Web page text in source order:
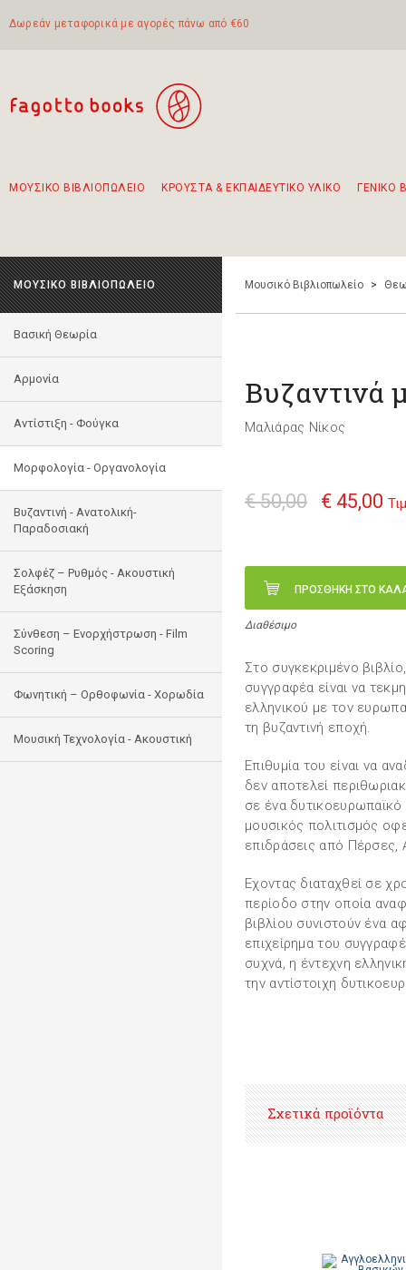
Δωρεάν μεταφορικά με αγορές πάνω από €60
ΜΟΥΣΙΚΟ ΒΙΒΛΙΟΠΩΛΕΙΟ ΚΡΟΥΣΤΑ & ΕΚΠΑΙΔΕΥΤΙΚΟ ΥΛΙΚΟ ΓΕΝΙΚΟ
ΜΟΥΣΙΚΟ ΒΙΒΛΙΟΠΩΛΕΙΟ
Βασική Θεωρία
Αρμονία
Αντίστιξη - Φούγκα
Μορφολογία - Οργανολογία
Bυζαντινή - Ανατολική-
Παραδοσιακή
Σολφέζ – Ρυθμός - Ακουστική
Εξάσκηση
Σύνθεση – Ενορχήστρωση - Film
Scoring
Φωνητική – Ορθοφωνία - Χορωδία
Μουσική Τεχνολογία - Ακουστική
Μουσικό Βιβλιοπωλείο >
Βυζαντινά
Μαλιάρας Νίκος
€ 50,00 € 45,00
ΠΡΟΣΘΗΚΗ ΣΤΟ
Διαθέσιμο
Στο συγκεκριμένο
συγγραφέα είναι να
ελληνικού με τον
τη βυζαντινή εποχή.
Επιθυμία του είναι να
δεν αποτελεί
σε ένα
μουσικός πολιτισμός
επιδράσεις από Πέρσες,
Εχοντας διαταχθεί σε
περίοδο στην οποία
βιβλίου συνιστούν ένα
επιχείρημα του
συχνά, η έντεχνη
την αντίστοιχη
Σχετικά προϊόντα